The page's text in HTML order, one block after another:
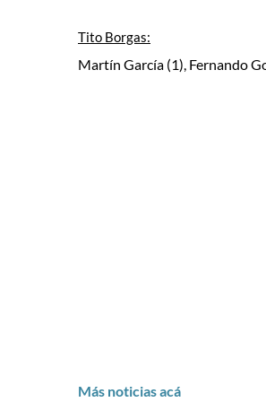
Tito Borgas:
Martín García (1), Fernando
Más noticias acá